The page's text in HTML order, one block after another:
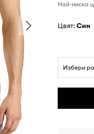
Най-ниска
Цвят: син
Избери